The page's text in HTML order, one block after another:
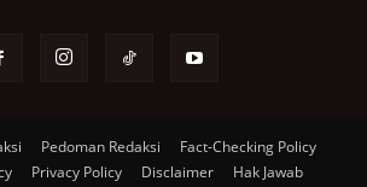
Pedoman Redaksi
Fact-Checking Policy
Privacy Policy Disclaimer Hak Jawab